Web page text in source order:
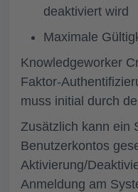
deaktiviert wird
Maximale
Knowledgeworker
Faktor-
muss initial durch
Zusätzlich kann ein
Benutzerkontos
Aktivierung/
Anmeldung am